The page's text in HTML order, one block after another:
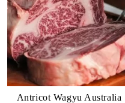
https://
Antricot Wagyu Australia